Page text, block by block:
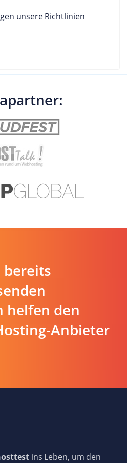
unsere Richtlinien
helfen den
Anbieter
ins Leben, um den